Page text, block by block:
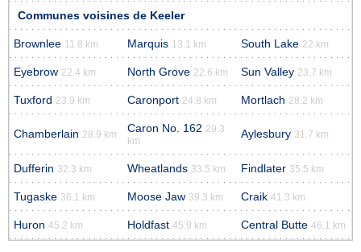
Communes voisines de Keeler
Brownlee 11.8 km Marquis 13.1 km South Lake 22 km
Eyebrow 22.4 km North Grove 22.6 km Sun Valley 23.7 km
Tuxford 23.9 km Caronport 24.8 km Mortlach 28.2 km
Chamberlain 28.9 km Caron No. 162 29.3
km
Aylesbury 31.7 km
Dufferin 32.3 km Wheatlands 33.5 km Findlater 35.5 km
Tugaske 36.1 km Moose Jaw 39.3 km Craik 41.3 km
Huron 45.2 km Holdfast 45.9 km Central Butte 46.1 km